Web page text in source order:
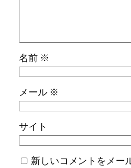
名前 ※
メール ※
サイト
新しいコメントをメー